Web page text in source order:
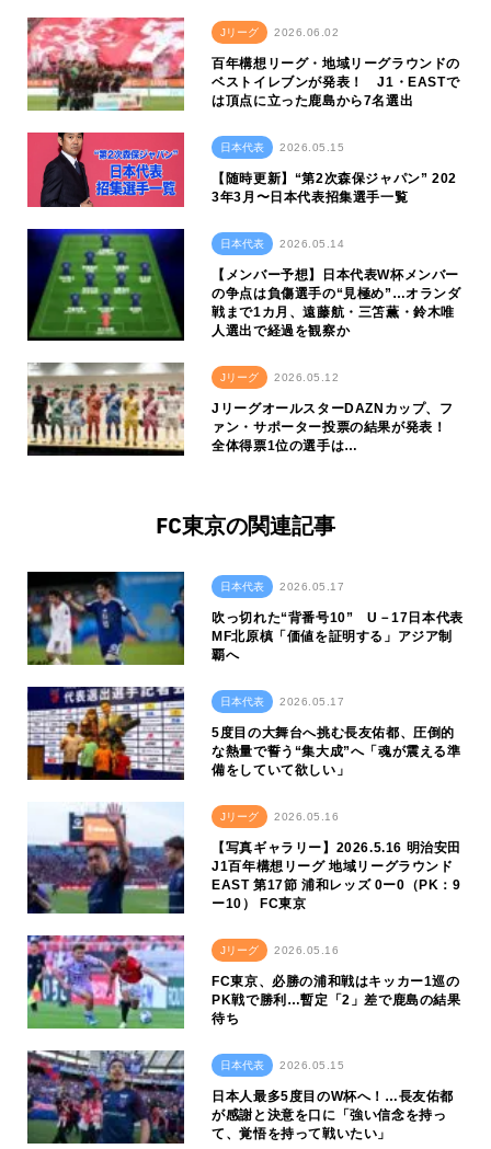
Jリーグ 2026.06.02
百年構想リーグ・地域リーグラウンドの
ベストイレブンが発表！ J1・EASTで
は頂点に立った鹿島から7名選出
日本代表 2026.05.15
【随時更新】“第2次森保ジャパン” 202
3年3月〜日本代表招集選手一覧
日本代表 2026.05.14
【メンバー予想】日本代表W杯メンバー
の争点は負傷選手の“見極め”…オランダ
戦まで1カ月、遠藤航・三笘薫・鈴木唯
人選出で経過を観察か
Jリーグ 2026.05.12
JリーグオールスターDAZNカップ、フ
ァン・サポーター投票の結果が発表！
全体得票1位の選手は…
FC東京の関連記事
日本代表 2026.05.17
吹っ切れた“背番号10” U－17日本代表
MF北原槙「価値を証明する」アジア制
覇へ
日本代表 2026.05.17
5度目の大舞台へ挑む長友佑都、圧倒的
な熱量で誓う“集大成”へ「魂が震える準
備をしていて欲しい」
Jリーグ 2026.05.16
【写真ギャラリー】2026.5.16 明治安田
J1百年構想リーグ 地域リーグラウンド
EAST 第17節 浦和レッズ 0ー0（PK：9
ー10） FC東京
Jリーグ 2026.05.16
FC東京、必勝の浦和戦はキッカー1巡の
PK戦で勝利…暫定「2」差で鹿島の結果
待ち
日本代表 2026.05.15
日本人最多5度目のW杯へ！…長友佑都
が感謝と決意を口に「強い信念を持っ
て、覚悟を持って戦いたい」